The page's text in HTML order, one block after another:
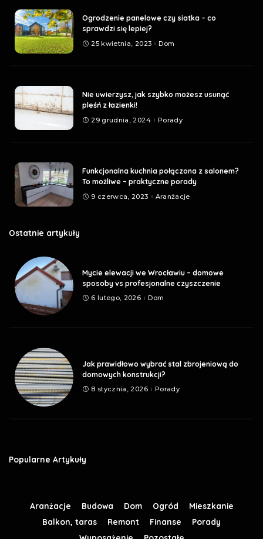
Ogrodzenie panelowe czy siatka – co
sprawdzi się lepiej?
25 kwietnia, 2023 Dom
Nie uwierzysz, jak szybko możesz usunąć
pleśń z łazienki!
29 grudnia, 2024 Porady
Funkcjonalna kuchnia połączona z salonem?
To możliwe – praktyczne porady
9 czerwca, 2023 Aranżacje
Ostatnie artykuły
Mycie elewacji we Wrocławiu – domowe
sposoby vs profesjonalne czyszczenie
6 lutego, 2026 Dom
Jak prawidłowo wybrać stal zbrojeniową do
domowych konstrukcji?
8 stycznia, 2026 Porady
Popularne Artykuły
Aranżacje Budowa Dom Ogród
Mieszkanie
Balkon, taras
Remont Finanse
Porady